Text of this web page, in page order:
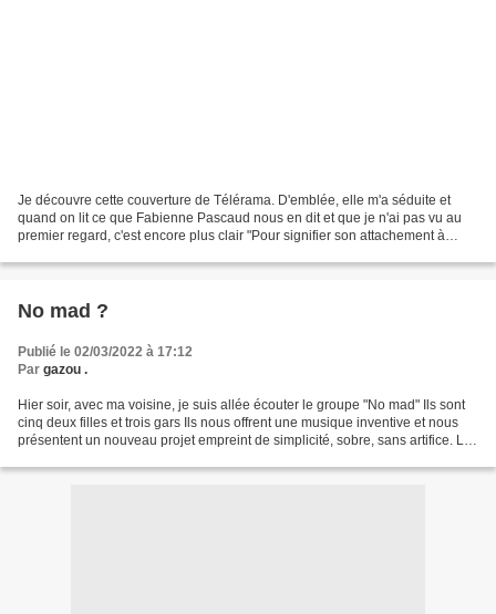
Je découvre cette couverture de Télérama. D'emblée, elle m'a séduite et
quand on lit ce que Fabienne Pascaud nous en dit et que je n'ai pas vu au
premier regard, c'est encore plus clair "Pour signifier son attachement à
No mad ?
Publié le 02/03/2022 à 17:12
Par gazou .
Hier soir, avec ma voisine, je suis allée écouter le groupe "No mad" Ils sont
cinq deux filles et trois gars Ils nous offrent une musique inventive et nous
présentent un nouveau projet empreint de simplicité, sobre, sans artifice. Les